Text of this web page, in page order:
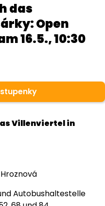
das
Open
16.5., 10:30
Villenviertel in
Autobushaltestelle